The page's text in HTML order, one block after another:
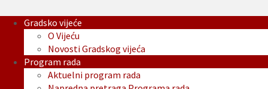
Gradsko vijeće
O Vijeću
Novosti Gradskog vijeća
Program rada
Aktuelni program rada